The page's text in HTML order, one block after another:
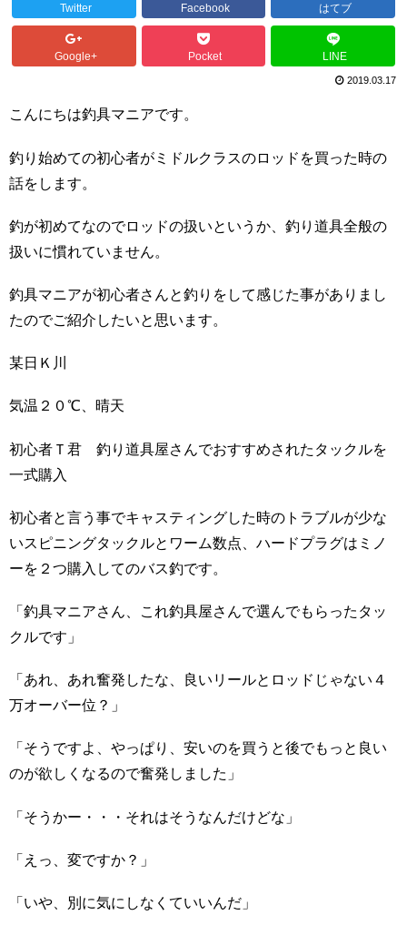
Twitter Facebook はてブ
Google+ Pocket LINE
2019.03.17
こんにちは釣具マニアです。
釣り始めての初心者がミドルクラスのロッドを買った時の
話をします。
釣が初めてなのでロッドの扱いというか、釣り道具全般の
扱いに慣れていません。
釣具マニアが初心者さんと釣りをして感じた事がありまし
たのでご紹介したいと思います。
某日Ｋ川
気温２０℃、晴天
初心者Ｔ君 釣り道具屋さんでおすすめされたタックルを
一式購入
初心者と言う事でキャスティングした時のトラブルが少な
いスピニングタックルとワーム数点、ハードプラグはミノ
ーを２つ購入してのバス釣です。
「釣具マニアさん、これ釣具屋さんで選んでもらったタッ
クルです」
「あれ、あれ奮発したな、良いリールとロッドじゃない４
万オーバー位？」
「そうですよ、やっぱり、安いのを買うと後でもっと良い
のが欲しくなるので奮発しました」
「そうかー・・・それはそうなんだけどな」
「えっ、変ですか？」
「いや、別に気にしなくていいんだ」